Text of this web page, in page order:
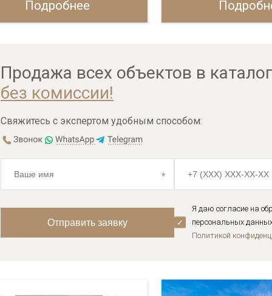
Подробнее
Продажа всех объектов в
без комиссии!
Свяжитесь с экспертом удобным способом:
Я даю согласие на
персональных
Политикой